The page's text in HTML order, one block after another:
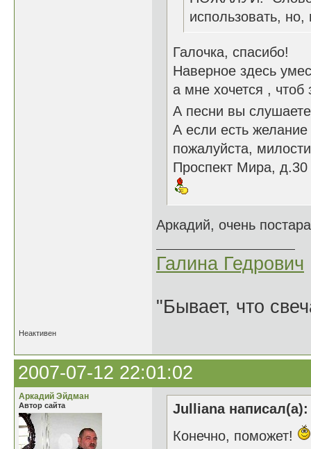
использовать,
Галочка, спасибо!
Наверное здесь
а мне хочется , чтоб
А песни вы
А если есть
пожалуйста,
Проспект Мира, д.30
Аркадий, очень
Галина Гедрович
"Бывает, что
Неактивен
2007-07-12 22:01:02
Аркадий Эйдман
Автор сайта
Julliana написал(а):
Конечно, поможет!